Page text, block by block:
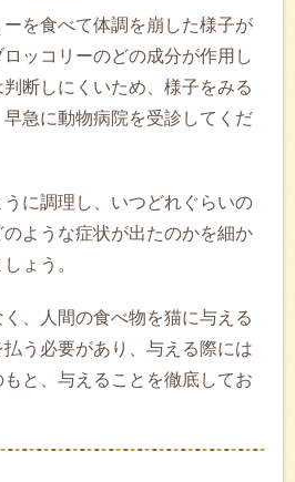
を食べて体調を崩した様子が
ッコリーのどの成分が作用し
断しにくいため、様子をみる
急に動物病院を受診してくだ
に調理し、いつどれぐらいの
ような症状が出たのかを細か
ょう。
、人間の食べ物を猫に与える
う必要があり、与える際には
と、与えることを徹底してお